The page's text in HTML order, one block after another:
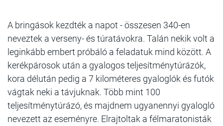
A bringások kezdték a napot - összesen 340-en
neveztek a verseny- és túratávokra. Talán nekik volt a
leginkább embert próbáló a feladatuk mind között. A
kerékpárosok után a gyalogos teljesítménytúrázók,
kora délután pedig a 7 kilométeres gyaloglók és futók
vágtak neki a távjuknak. Több mint 100
teljesítménytúrázó, és majdnem ugyanennyi gyalogló
nevezett az eseményre. Elrajtoltak a félmaratonisták